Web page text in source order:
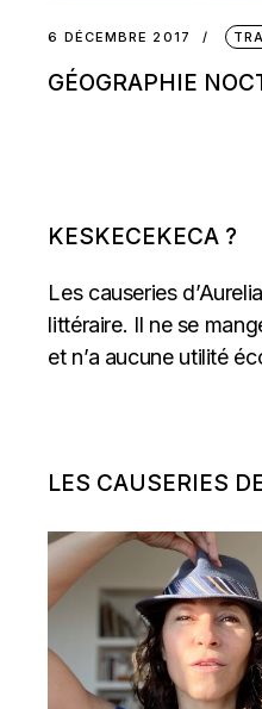
6 DÉCEMBRE 2017
GÉOGRAPHIE
KESKECEKECA ?
Les causeries
littéraire. Il ne se
et n’a aucune utilité
LES CAUSERIES